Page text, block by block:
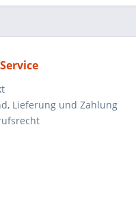
Lieferung und Zahlung